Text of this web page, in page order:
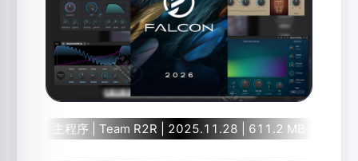
主程序 | Team R2R | 2025.11.28 | 611.2 MB